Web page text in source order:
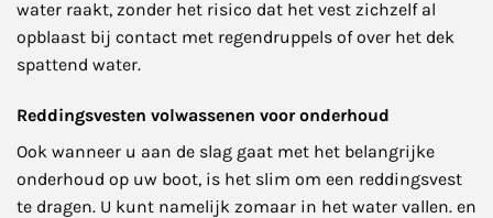
water raakt, zonder het risico dat het vest zichzelf al
opblaast bij contact met regendruppels of over het dek
spattend water.
Reddingsvesten volwassenen voor onderhoud
Ook wanneer u aan de slag gaat met het belangrijke
onderhoud op uw boot, is het slim om een reddingsvest
te dragen. U kunt namelijk zomaar in het water vallen. en